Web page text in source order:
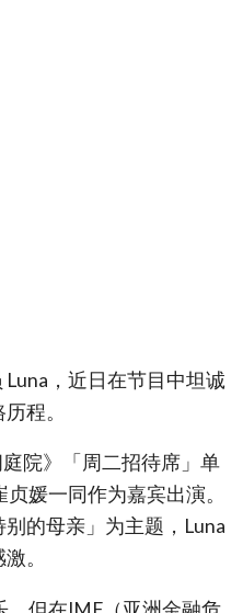
，近日在节目中坦诚
程。
院》「周二招待席」单
媛一同作为嘉宾出演。
的母亲」为主题，Luna
。